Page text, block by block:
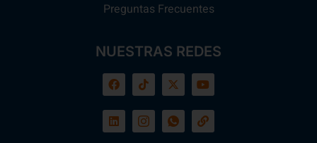
Preguntas Frecuentes
NUESTRAS REDES